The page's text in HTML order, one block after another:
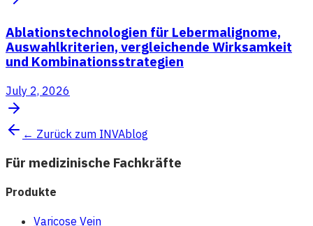
Ablationstechnologien für Lebermalignome,
Auswahlkriterien, vergleichende Wirksamkeit
und Kombinationsstrategien
July 2, 2026
← Zurück zum INVAblog
Für medizinische Fachkräfte
Produkte
Varicose Vein